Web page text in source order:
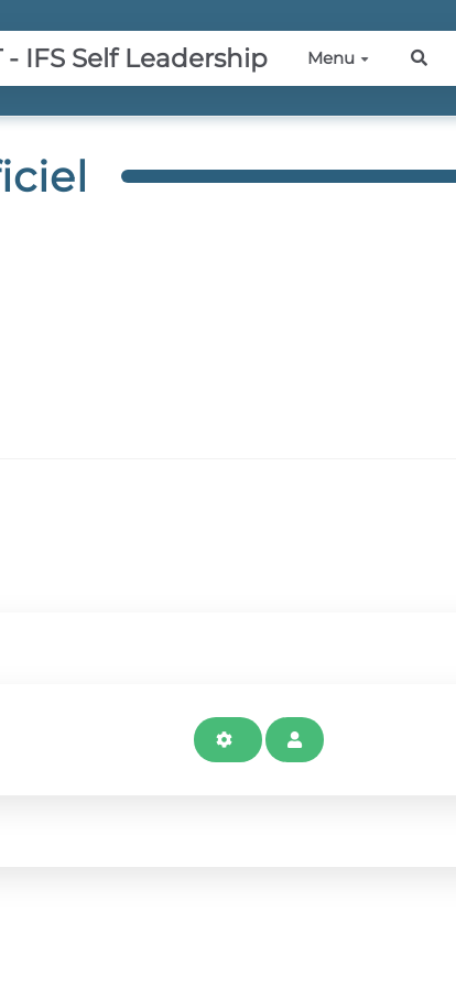
- IFS Self Leadership Menu